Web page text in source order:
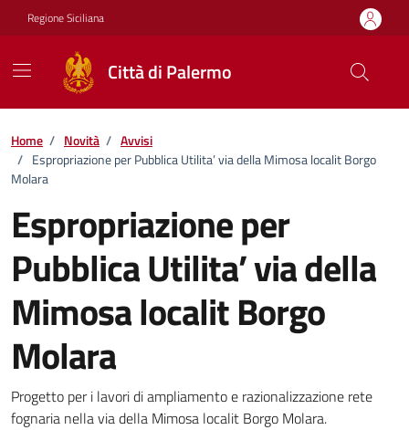
Vai ai contenuti
Vai al footer
Regione Siciliana
Città di Palermo
Home / Novità / Avvisi
/ Espropriazione per Pubblica Utilita’ via della Mimosa localit Borgo
Molara
Espropriazione per
Pubblica Utilita’ via della
Mimosa localit Borgo
Molara
Dettagli della notizia
Progetto per i lavori di ampliamento e razionalizzazione rete
fognaria nella via della Mimosa localit Borgo Molara.